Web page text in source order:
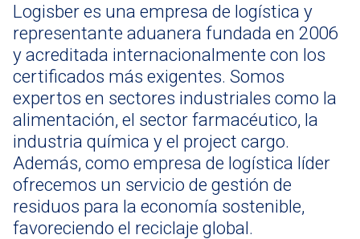
Logisber es una empresa de logística y
representante aduanera fundada en 2006
y acreditada internacionalmente con los
certificados más exigentes. Somos
expertos en sectores industriales como la
alimentación, el sector farmacéutico, la
industria química y el project cargo.
Además, como empresa de logística líder
ofrecemos un servicio de gestión de
residuos para la economía sostenible,
favoreciendo el reciclaje global.